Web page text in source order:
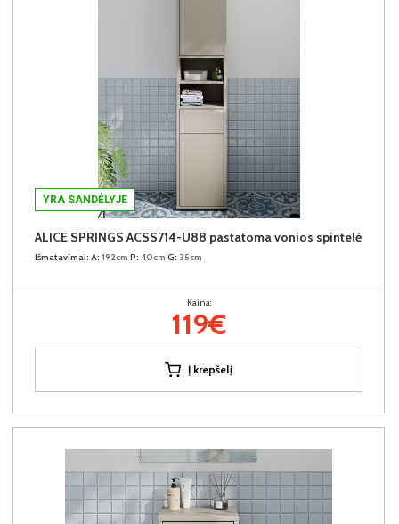
YRA SANDĖLYJE
ALICE SPRINGS ACSS714-U88 pastatoma vonios spintelė
Išmatavimai: A: 192cm P: 40cm G: 35cm
Kaina:
119€
Į krepšelį